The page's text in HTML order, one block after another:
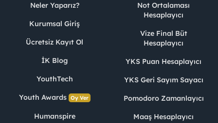
Neler Yaparız?
Kurumsal Giriş
Ücretsiz Kayıt Ol
İK Blog
YouthTech
Youth Awards Oy Ver
Humanspire
Not Ortalaması
Hesaplayıcı
Vize Final Büt
Hesaplayıcı
YKS Puan Hesaplayıcı
YKS Geri Sayım Sayacı
Pomodoro Zamanlayıcı
Maaş Hesaplayıcı